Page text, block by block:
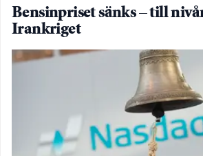
Bensinpriset sänks – till
Irankriget